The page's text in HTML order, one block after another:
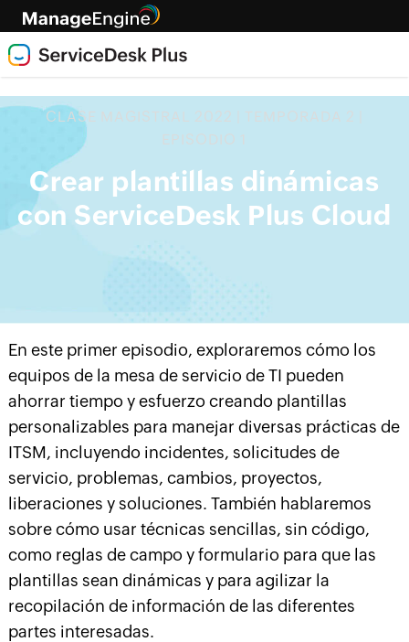
CLASE MAGISTRAL 2022 | TEMPORADA 2 |
Crear plantillas dinámicas
con ServiceDesk Plus Cloud
En este primer episodio, exploraremos cómo los
equipos de la mesa de servicio de TI pueden
ahorrar tiempo y esfuerzo creando plantillas
personalizables para manejar diversas prácticas de
ITSM, incluyendo incidentes, solicitudes de
servicio, problemas, cambios, proyectos,
liberaciones y soluciones. También hablaremos
sobre cómo usar técnicas sencillas, sin código,
como reglas de campo y formulario para que las
plantillas sean dinámicas y para agilizar la
recopilación de información de las diferentes
partes interesadas.